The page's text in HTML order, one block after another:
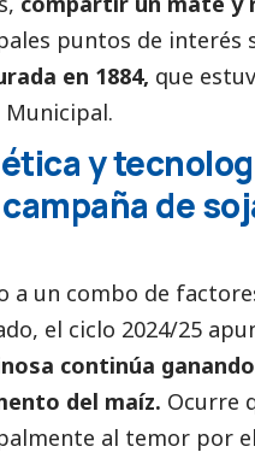
puntos de interés
en 1884, que
Municipal.
y
de
a un combo de
el ciclo 2024/25
continúa
del maíz. Ocurre
al temor por